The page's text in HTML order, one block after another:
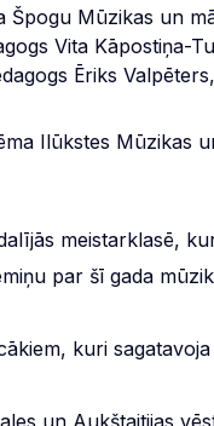
Špogu Mūzikas un
Vita Kāpostiņa-
Ēriks
Ilūkstes Mūzikas
meistarklasē,
par šī gada
kuri
un Aukštaitijas